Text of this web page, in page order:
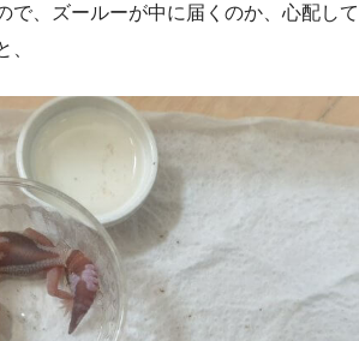
で、ズールーが中に届くのか、心配して
、